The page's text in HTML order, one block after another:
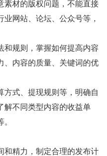
素材的版权问题，不能直接
网站、论坛、公众号等，
和规则，掌握如何提高内容
、内容的质量、关键词的优
方式、提现规则等，明确自
解不同类型内容的收益单
和精力，制定合理的发布计